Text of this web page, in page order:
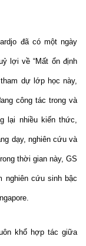
đã có một ngày
lợi về “Mất ổn định
dự lớp học này,
công tác trong và
lại nhiều kiến thức,
dạy, nghiên cứu và
thời gian này, GS
nghiên cứu sinh bậc
khổ hợp tác giữa